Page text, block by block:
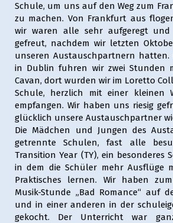
Schule, um uns auf den Weg zum
zu machen. Von Frankfurt aus
wir waren alle sehr aufgeregt
gefreut, nachdem wir letzten
unseren Austauschpartnern
in Dublin fuhren wir zwei Stunden
Cavan, dort wurden wir im Loretto
Schule, herzlich mit einer kleinen
empfangen. Wir haben uns riesig
glücklich unsere Austauschpartner
Die Mädchen und Jungen des
getrennte Schulen, fast alle
Transition Year (TY), ein besonderes
in dem die Schüler mehr Ausflüge
Praktisches lernen. Wir haben
Musik-Stunde „Bad Romance“ auf
und in einer anderen in der
gekocht. Der Unterricht war